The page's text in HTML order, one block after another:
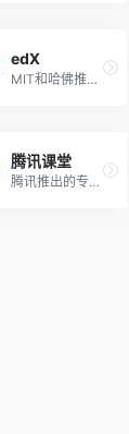
edX
MIT和哈佛推出的大规模开放在线课堂平台
腾讯课堂
腾讯推出的专业在线教育平台